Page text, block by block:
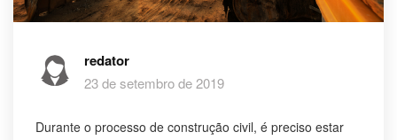
redator
23 de setembro de 2019
Durante o processo de construção civil, é preciso estar